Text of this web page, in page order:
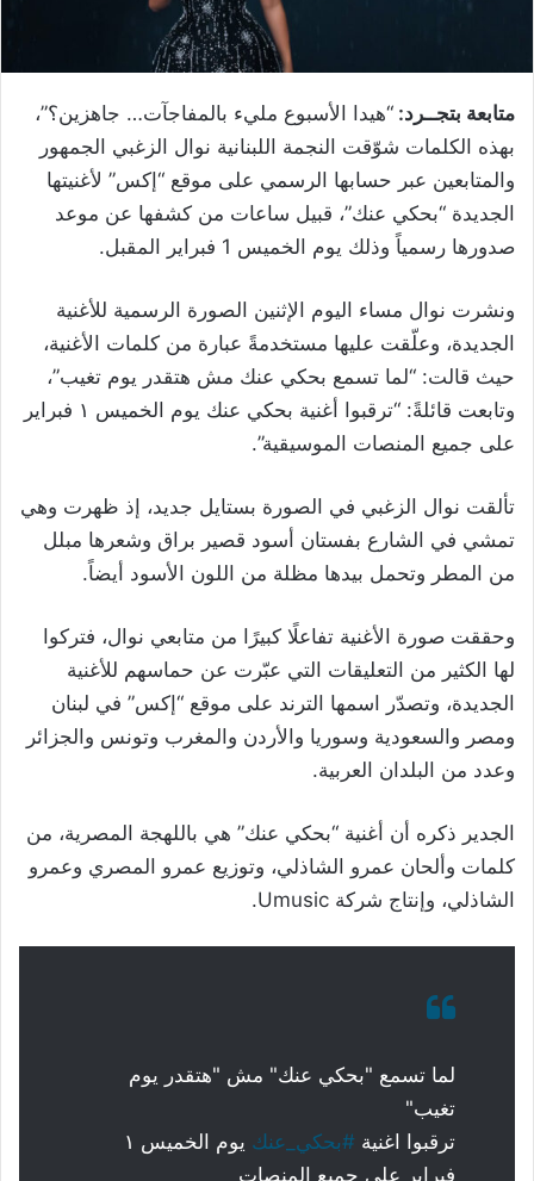
متابعة بتجــرد: “هيدا الأسبوع مليء بالمفاجآت… جاهزين؟”،
بهذه الكلمات شوّقت النجمة اللبنانية نوال الزغبي الجمهور
والمتابعين عبر حسابها الرسمي على موقع “إكس” لأغنيتها
الجديدة “بحكي عنك”، قبيل ساعات من كشفها عن موعد
صدورها رسمياً وذلك يوم الخميس 1 فبراير المقبل.
ونشرت نوال مساء اليوم الإثنين الصورة الرسمية للأغنية
الجديدة، وعلّقت عليها مستخدمةً عبارة من كلمات الأغنية،
حيث قالت: “لما تسمع بحكي عنك مش هتقدر يوم تغيب”،
وتابعت قائلةً: “ترقبوا أغنية بحكي عنك يوم الخميس ١ فبراير
على جميع المنصات الموسيقية”.
تألقت نوال الزغبي في الصورة بستايل جديد، إذ ظهرت وهي
تمشي في الشارع بفستان أسود قصير براق وشعرها مبلل
من المطر وتحمل بيدها مظلة من اللون الأسود أيضاً.
وحققت صورة الأغنية تفاعلًا كبيرًا من متابعي نوال، فتركوا
لها الكثير من التعليقات التي عبّرت عن حماسهم للأغنية
الجديدة، وتصدّر اسمها الترند على موقع “إكس” في لبنان
ومصر والسعودية وسوريا والأردن والمغرب وتونس والجزائر
وعدد من البلدان العربية.
الجدير ذكره أن أغنية “بحكي عنك” هي باللهجة المصرية، من
كلمات وألحان عمرو الشاذلي، وتوزيع عمرو المصري وعمرو
الشاذلي، وإنتاج شركة Umusic.
لما تسمع "بحكي عنك" مش "هتقدر يوم
تغيب"
ترقبوا اغنية #بحكي_عنك
يوم الخميس ١
فبراير على جميع المنصات